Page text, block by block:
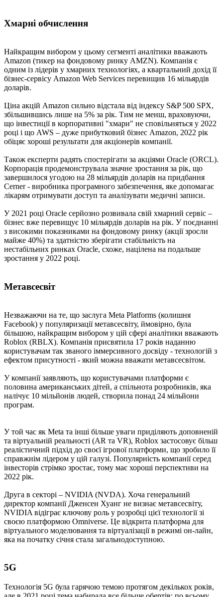
Хмарні обчислення
Найкращим вибором у цьому сегменті аналітики вважають
Amazon (тикер на фондовому ринку AMZN). Компанія є
одним із лідерів у хмарних технологіях, а квартальний дохід її
бізнес-сервісу Amazon Web Services перевищив 16 мільярдів
доларів.
Ціна акцій Amazon сильно відстала від індексу S&P 500 SPX,
збільшившись лише на 5% за рік. Тим не менш, враховуючи,
що інвестиції в корпоративні "хмари" не сповільняться у 2022
році і що AWS – дуже прибутковий бізнес Amazon, 2022 рік
обіцяє хороші результати для акціонерів компанії.
Також експерти радять спостерігати за акціями Oracle (ORCL).
Корпорація продемонструвала значне зростання за рік, що
завершилося угодою на 28 мільярдів доларів на придбання
Cerner - виробника програмного забезпечення, яке допомагає
лікарям отримувати доступ та аналізувати медичні записи.
У 2021 році Oracle серйозно розвивала свій хмарний сервіс –
бізнес вже перевищує 10 мільярдів доларів на рік. У поєднанні
з високими показниками на фондовому ринку (акції зросли
майже 40%) та здатністю зберігати стабільність на
нестабільних ринках Oracle, схоже, націлена на подальше
зростання у 2022 році.
Метавсесвіт
Незважаючи на те, що заслуга Meta Platforms (колишня
Facebook) у популяризації метавсесвіту, ймовірно, була
більшою, найкращим вибором у цій сфері аналітики вважають
Roblox (RBLX). Компанія присвятила 17 років наданню
користувачам так званого іммерсивного досвіду - технологій з
ефектом присутності - який можна вважати метавсесвітом.
У компанії заявляють, що користувачами платформи є
половина американських дітей, а спільнота розробників, яка
налічує 10 мільйонів людей, створила понад 24 мільйони
програм.
У той час як Meta та інші більше уваги приділяють доповненій
та віртуальній реальності (AR та VR), Roblox застосовує більш
реалістичний підхід до своєї ігрової платформи, що зробило її
справжнім лідером у цій галузі. Популярність компанії серед
інвесторів стрімко зростає, тому має хороші перспективи на
2022 рік.
Друга в секторі – NVIDIA (NVDA). Хоча генеральний
директор компанії Дженсен Хуанг не визнає метавсесвіту,
NVIDIA відіграє ключову роль у розробці цієї технології зі
своєю платформою Omniverse. Це відкрита платформа для
віртуального моделювання та віртуалізації в режимі он-лайн,
яка на початку січня стала загальнодоступною.
5G
Технологія 5G була гарячою темою протягом декількох років,